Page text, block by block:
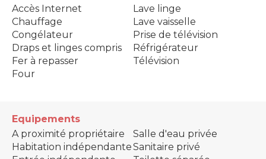
Accès Internet
Chauffage
Congélateur
Draps et linges compris
Fer à repasser
Four
Lave linge
Lave vaisselle
Prise de télévision
Réfrigérateur
Télévision
Equipements
A proximité propriétaire
Habitation indépendante
Salle d'eau privée
Sanitaire privé